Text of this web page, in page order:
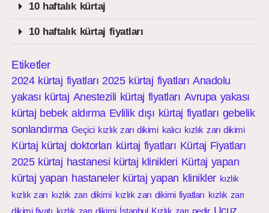
10 haftalık kürtaj
10 haftalık kürtaj fiyatları
Etiketler
2024 kürtaj fiyatları 2025 kürtaj fiyatları Anadolu
yakası kürtaj Anestezili kürtaj fiyatları Avrupa yakası
kürtaj bebek aldırma Evlilik dışı kürtaj fiyatları gebelik
sonlandırma Geçici kızlık zarı dikimi kalıcı kızlık zarı dikimi
Kürtaj kürtaj doktorları kürtaj fiyatları Kürtaj Fiyatları
2025 kürtaj hastanesi kürtaj klinikleri Kürtaj yapan
kürtaj yapan hastaneler kürtaj yapan klinikler kızlık
kızlık zarı kızlık zarı dikimi kızlık zarı dikimi fiyatları kızlık zarı